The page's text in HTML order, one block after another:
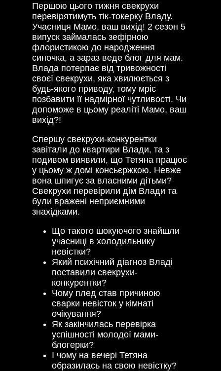
Першою цього тижня свекрухи
перевірятимуть тік-токерку Владу.
Учасниця Мамо, ваш вихід! 2 сезон 5
випуск займалась зефірною
флористикою до народження
синочка, а зараз веде блог для мам.
Влада потерпає від тривожності
своєї свекрухи, яка хвилюється з
будь-якого приводу, тому мріє
позбавити її надмірної чутливості. Чи
допоможе в цьому реаліті Мамо, ваш
вихід?!
Спершу свекрухи-конкурентки
завітали до квартири Влади, та з
подивом виявили, що Тетяна працює
у цьому ж домі консьєржкою. Невже
вона шпигує за власними дітьми?
Свекрухи перевірили дім Влади та
були вражені неприємними
знахідками.
Що такого шокуючого знайшли
учасниці в холодильнику
невістки?
Який психічний діагноз Владі
поставили свекрухи-
конкурентки?
Чому плед став причиною
сварки невісток у кімнаті
очікування?
Як закінчилась перевірка
успішності молодої мами-
блогерки?
І чому на вечері Тетяна
образилась на свою невістку?